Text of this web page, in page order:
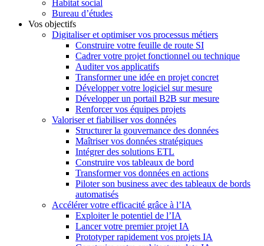
Habitat social
Bureau d’études
Vos objectifs
Digitaliser et optimiser vos processus métiers
Construire votre feuille de route SI
Cadrer votre projet fonctionnel ou technique
Auditer vos applicatifs
Transformer une idée en projet concret
Développer votre logiciel sur mesure
Développer un portail B2B sur mesure
Renforcer vos équipes projets
Valoriser et fiabiliser vos données
Structurer la gouvernance des données
Maîtriser vos données stratégiques
Intégrer des solutions ETL
Construire vos tableaux de bord
Transformer vos données en actions
Piloter son business avec des tableaux de bords
automatisés
Accélérer votre efficacité grâce à l’IA
Exploiter le potentiel de l’IA
Lancer votre premier projet IA
Prototyper rapidement vos projets IA